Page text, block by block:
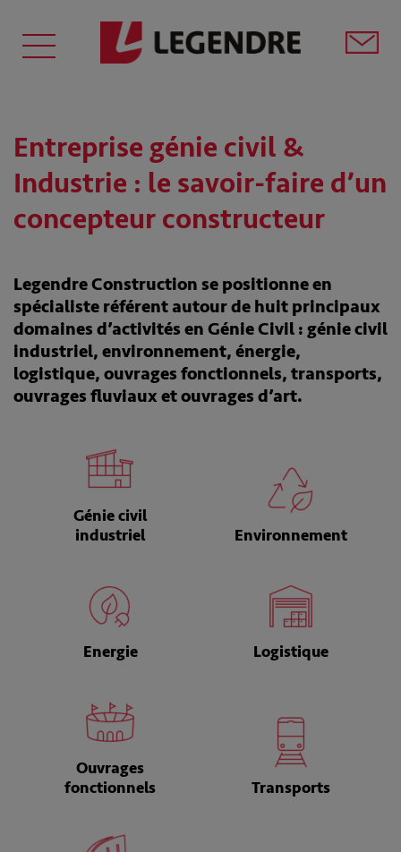
Entreprise génie civil &
Industrie : le savoir-faire d’un
concepteur constructeur
Legendre Construction se positionne en
spécialiste référent autour de huit principaux
domaines d’activités en Génie Civil : génie civil
industriel, environnement, énergie,
logistique, ouvrages fonctionnels, transports,
ouvrages fluviaux et ouvrages d’art.
Génie civil
industriel
Environnement
Energie Logistique
Ouvrages
fonctionnels
Transports